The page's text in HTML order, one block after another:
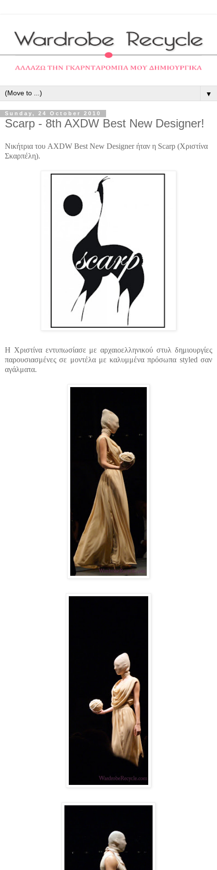
▼
Sunday, 24 October 2010
Scarp - 8th AXDW Best New Designer!
Νικήτρια του AXDW Best New Designerήταν η Scarp (Χριστίνα
Σκαρπέλη).
Η Χριστίνα εντυπωσίασε με αρχαιοελληνικού στυλ δημιουργίες
παρουσιασμένες σε μοντέλα με καλυμμένα πρόσωπα styled σαν
αγάλματα.